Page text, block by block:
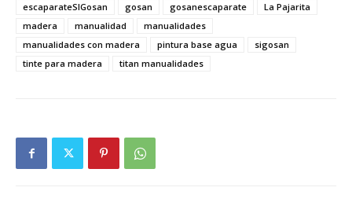
escaparateSIGosan
gosan gosanescaparate
La Pajarita
madera
manualidad
manualidades
manualidades con madera
pintura base agua
sigosan
tinte para madera
titan manualidades